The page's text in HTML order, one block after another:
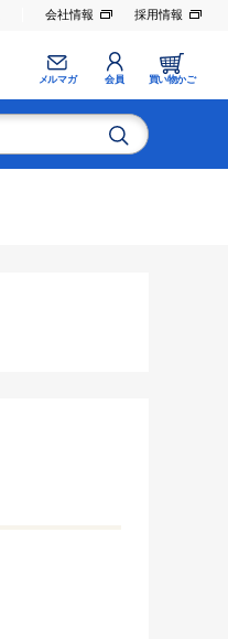
会社情報 採用情報
メルマガ 会員 買い物かご